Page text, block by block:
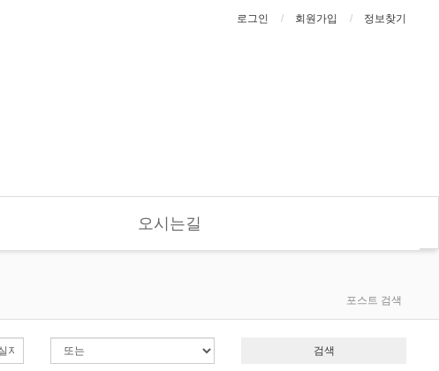
로그인 회원가입 정보찾기
오시는길
포스트 검색
검색